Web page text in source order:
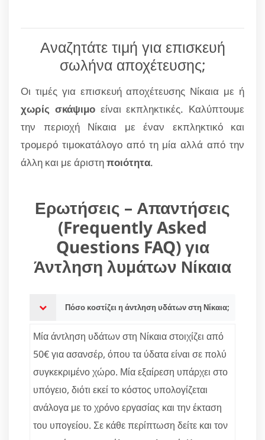
Αναζητάτε τιμή για επισκευή
σωλήνα αποχέτευσης;
Οι τιμές για επισκευή αποχέτευσης Νίκαια με ή
χωρίς σκάψιμοείναι εκπληκτικές. Καλύπτουμε
την περιοχή Νίκαια με έναν εκπληκτικό και
τρομερό τιμοκατάλογο από τη μία αλλά από την
άλλη και με άριστηποιότητα.
Ερωτήσεις – Απαντήσεις
(Frequently Asked
Questions FAQ) για
Άντληση λυμάτων Νίκαια
Πόσο κοστίζει η άντληση υδάτων στη Νίκαια;
Μία άντληση υδάτων στη Νίκαια στοιχίζει από
50€ για ασανσέρ, όπου τα ύδατα είναι σε πολύ
συγκεκριμένο χώρο. Μία εξαίρεση υπάρχει στο
υπόγειο, διότι εκεί το κόστος υπολογίζεται
ανάλογα με το χρόνο εργασίας και την έκταση
του υπογείου. Σε κάθε περίπτωση δείτε και τον